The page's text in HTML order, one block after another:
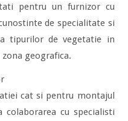
pentru un furnizor cu
de specialitate si
tipurilor de vegetatie in
geografica.
cat si pentru montajul
colaborarea cu specialisti